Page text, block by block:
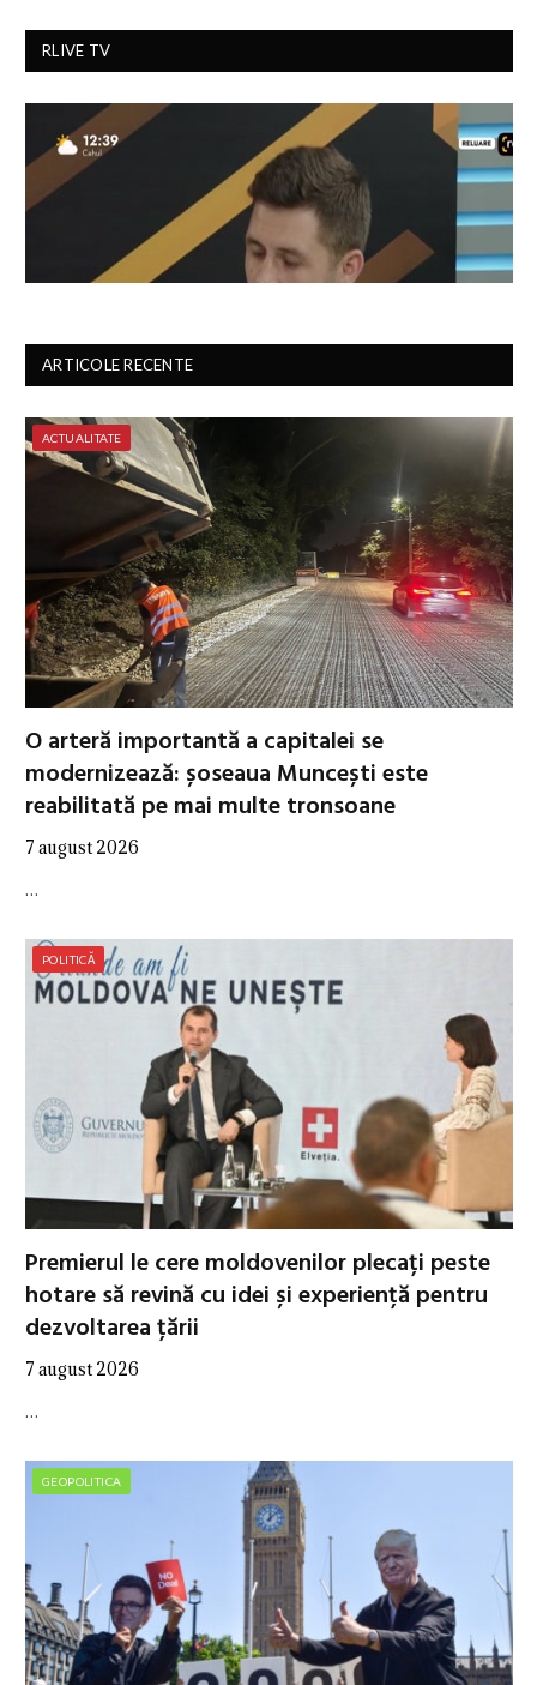
RLIVE TV
ARTICOLE RECENTE
ACTUALITATE
O arteră importantă a capitalei se
modernizează: șoseaua Muncești este
reabilitată pe mai multe tronsoane
7 august 2026
…
POLITICĂ
Premierul le cere moldovenilor plecați peste
hotare să revină cu idei și experiență pentru
dezvoltarea țării
7 august 2026
…
GEOPOLITICA